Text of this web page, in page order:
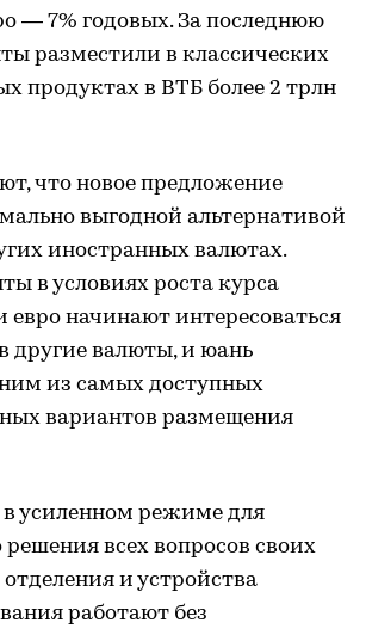
— 7% годовых. За последнюю
разместили в классических
продуктах в ВТБ более 2 трлн
что новое предложение
выгодной альтернативой
иностранных валютах.
в условиях роста курса
евро начинают интересоваться
другие валюты, и юань
из самых доступных
вариантов размещения
в усиленном режиме для
решения всех вопросов своих
и устройства
работают без